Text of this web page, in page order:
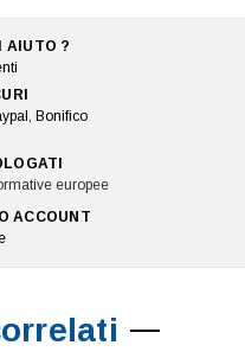
AIUTO ?
Bonifico
europee
ACCOUNT